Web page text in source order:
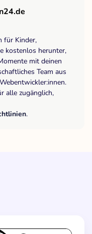
für Kinder,
kostenlos herunter,
mit deinen
Team aus
alle zugänglich,
.